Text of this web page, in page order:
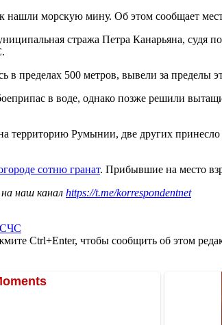
нашли морскую мину. Об этом сообщает
стража Петра Канарьяна, судя
пределах 500 метров, вывели за пределы
в воде, однако позже решили
территорию Румынии, две других
сотню гранат. Прибывшие на место
наш канал https://t.me/korrespondentnet
Ctrl+Enter, чтобы сообщить об этом